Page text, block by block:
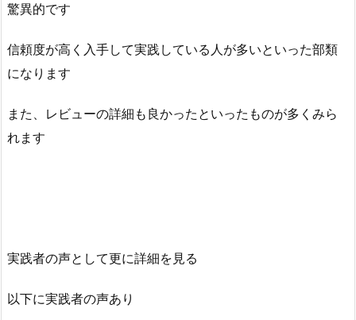
驚異的です
信頼度が高く入手して実践している人が多いといった部類
になります
また、レビューの詳細も良かったといったものが多くみら
れます
実践者の声として更に詳細を見る
以下に実践者の声あり